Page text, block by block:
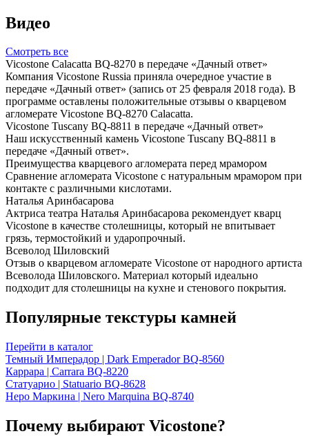
Видео
Смотреть все
Vicostone Calacatta BQ-8270 в передаче «Дачный ответ»
Компания Vicostone Russia приняла очередное участие в
передаче «Дачный ответ» (запись от 25 февраля 2018 года). В
программе оставлены положительные отзывы о кварцевом
агломерате Vicostone BQ-8270 Calacatta.
Vicostone Tuscany BQ-8811 в передаче «Дачный ответ»
Наш искусственный камень Vicostone Tuscany BQ-8811 в
передаче «Дачный ответ».
Преимущества кварцевого агломерата перед мрамором
Сравнение агломерата Vicostone с натуральным мрамором при
контакте с различными кислотами.
Наталья Аринбасарова
Актриса театра Наталья Аринбасарова рекомендует кварц
Vicostone в качестве столешницы, который не впитывает
грязь, термостойкий и ударопрочный.
Всеволод Шиловский
Отзыв о кварцевом агломерате Vicostone от народного артиста
Всеволода Шиловского. Материал который идеально
подходит для столешницы на кухне и стенового покрытия.
Популярные текстуры камней
Перейти в каталог
Темный Имперадор | Dark Emperador BQ-8560
Каррара | Carrara BQ-8220
Статуарио | Statuario BQ-8628
Неро Маркина | Nero Marquina BQ-8740
Почему выбирают Vicostone?